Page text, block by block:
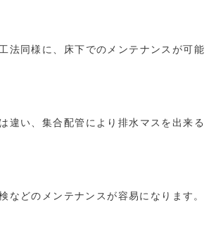
法同様に、床下でのメンテナンスが可能
違い、集合配管により排水マスを出来る
などのメンテナンスが容易になります。